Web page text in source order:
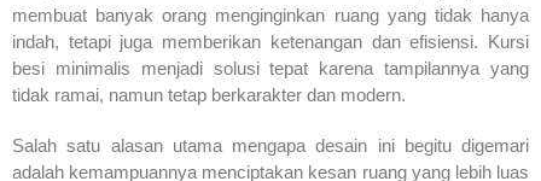
membuat banyak orang menginginkan ruang yang tidak hanya
indah, tetapi juga memberikan ketenangan dan efisiensi. Kursi
besi minimalis menjadi solusi tepat karena tampilannya yang
tidak ramai, namun tetap berkarakter dan modern.
Salah satu alasan utama mengapa desain ini begitu digemari
adalah kemampuannya menciptakan kesan ruang yang lebih luas